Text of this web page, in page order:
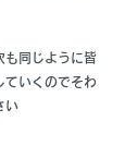
も同じように皆
ていくのでそわ
い